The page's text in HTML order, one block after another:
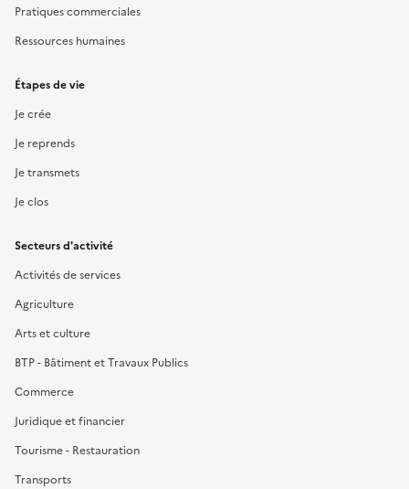
Pratiques commerciales
Ressources humaines
Étapes de vie
Je crée
Je reprends
Je transmets
Je clos
Secteurs d'activité
Activités de services
Agriculture
Arts et culture
BTP - Bâtiment et Travaux Publics
Commerce
Juridique et financier
Tourisme - Restauration
Transports